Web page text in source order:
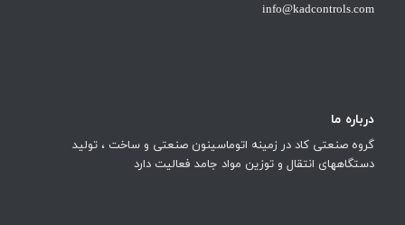
info@kadcontrols.com
درباره ما
گروه صنعتی کاد در زمینه اتوماسینون صنعتی و ساخت ، تولید
دستگاههای انتقال و توزین مواد جامد فعالیت دارد